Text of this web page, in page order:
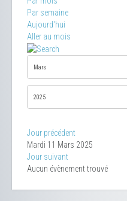
Par semaine
Aujourd'hui
Aller au mois
Jour précédent
Mardi 11 Mars 2025
Jour suivant
Aucun évènement trouvé